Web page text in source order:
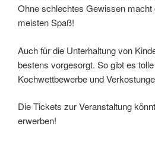
Ohne schlechtes Gewissen
meisten Spaß!
Auch für die Unterhaltung von
bestens vorgesorgt. So gibt es
Kochwettbewerbe und
Die Tickets zur Veranstaltung
erwerben!